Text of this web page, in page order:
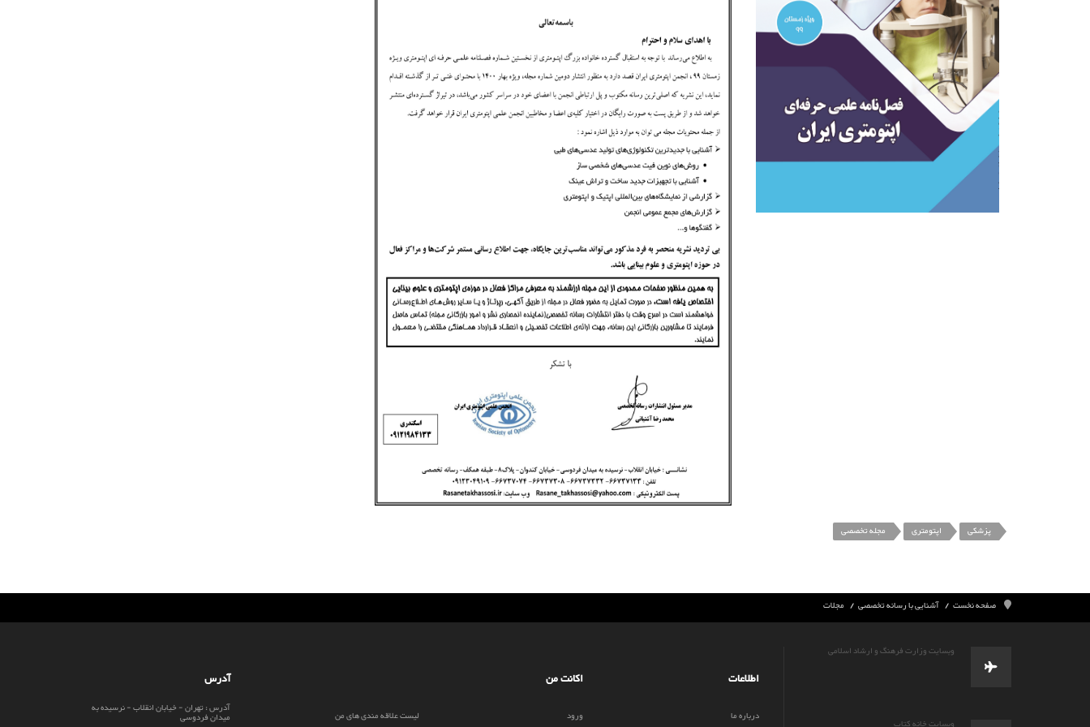
پزشکی اپتومتری مجله تخصصی
صفحه نخست آشنایی با رسانه تخصصی مجلات
وبسایت وزارت فرهنگ و ارشاد اسلامی
اطلاعات
درباره ما
اکانت من
ورود لیست علاقه مندی های من
آدرس
آدرس : تهران - خیابان انقلاب - نرسیده به
میدان فردوسی